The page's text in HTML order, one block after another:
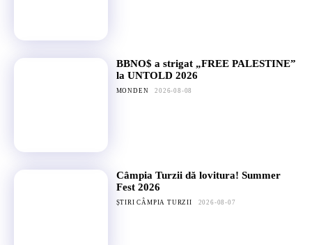
BBNO$ a strigat „FREE PALESTINE”
la UNTOLD 2026
MONDEN 2026-08-08
Câmpia Turzii dă lovitura! Summer
Fest 2026
ȘTIRI CÂMPIA TURZII 2026-08-07